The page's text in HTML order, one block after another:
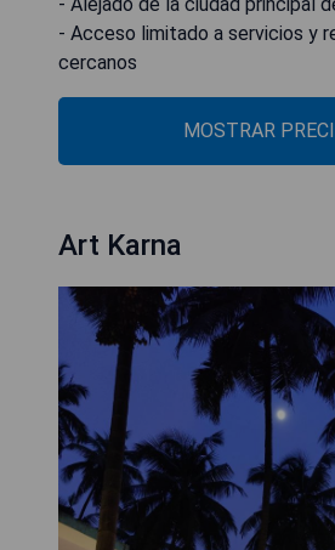
- Acceso limitado a servicios y
cercanos
MOSTRAR
Art Karna